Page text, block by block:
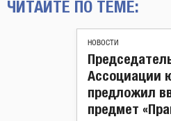
ЧИТАЙТЕ ПО ТЕМЕ:
НОВОСТИ
Ассоциации
предложил
предмет